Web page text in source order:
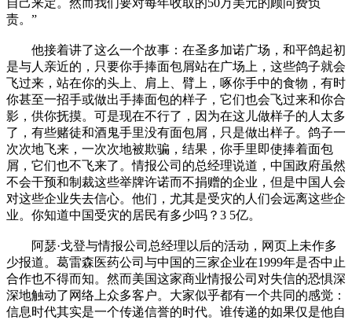
责。”
他接着讲了这么一个故事：在圣多加诺广场，和平鸽起初
是与人亲近的，只要你手捧面包屑站在广场上，这些鸽子就会
飞过来，站在你的头上、肩上、臂上，啄你手中的食物，有时
你甚至一招手或做出手捧面包的样子，它们也会飞过来和你合
影，供你抚摸。可是现在不行了，因为在这儿做样子的人太多
了，有些赌徒和酒鬼手里没有面包屑，只是做出样子。鸽子一
次次地飞来，一次次地被欺骗，结果，你手里即使捧着面包
屑，它们也不飞来了。情报公司的总经理说道，中国政府虽然
不会干预和制裁这些举牌许诺而不捐赠的企业，但是中国人会
对这些企业失去信心。他们，尤其是受灾的人们会远离这些企
业。你知道中国受灾的居民有多少吗？3 5亿。
阿瑟·戈登与情报公司总经理以后的活动，网页上未作多
少报道。葛雷森医药公司与中国的三家企业在1999年是否中止
合作也不得而知。然而美国这家商业情报公司对失信的恐惧深
深地触动了网络上众多客户。大家似乎都有一个共同的感觉：
信息时代其实是一个传递信誉的时代。谁传递的如果仅是他自